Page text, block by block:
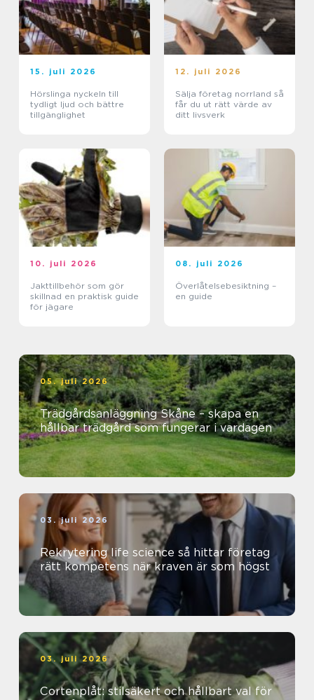
15. juli 2026
Hörslinga nyckeln till
tydligt ljud och bättre
tillgänglighet
12. juli 2026
Sälja företag norrland så
får du ut rätt värde av
ditt livsverk
10. juli 2026
Jakttillbehör som gör
skillnad en praktisk guide
för jägare
08. juli 2026
Överlåtelsebesiktning –
en guide
05. juli 2026
Trädgårdsanläggning Skåne – skapa en
hållbar trädgård som fungerar i vardagen
03. juli 2026
Rekrytering life science så hittar företag
rätt kompetens när kraven är som högst
03. juli 2026
Cortenplåt: stilsäkert och hållbart val för